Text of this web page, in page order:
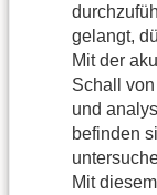
gelangt,
Mit der
Schall
und
befinden
Mit